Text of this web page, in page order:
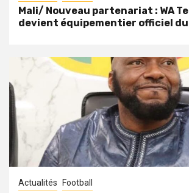
Mali/ Nouveau partenariat : WA
devient équipementier officiel du
Actualités Football